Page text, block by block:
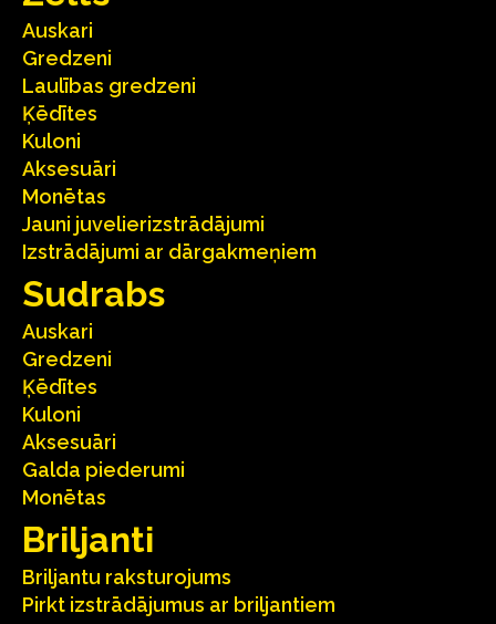
Auskari
Gredzeni
Laulības gredzeni
Ķēdītes
Kuloni
Aksesuāri
Monētas
Jauni juvelierizstrādājumi
Izstrādājumi ar dārgakmeņiem
Sudrabs
Auskari
Gredzeni
Ķēdītes
Kuloni
Aksesuāri
Galda piederumi
Monētas
Briljanti
Briljantu raksturojums
Pirkt izstrādājumus ar briljantiem